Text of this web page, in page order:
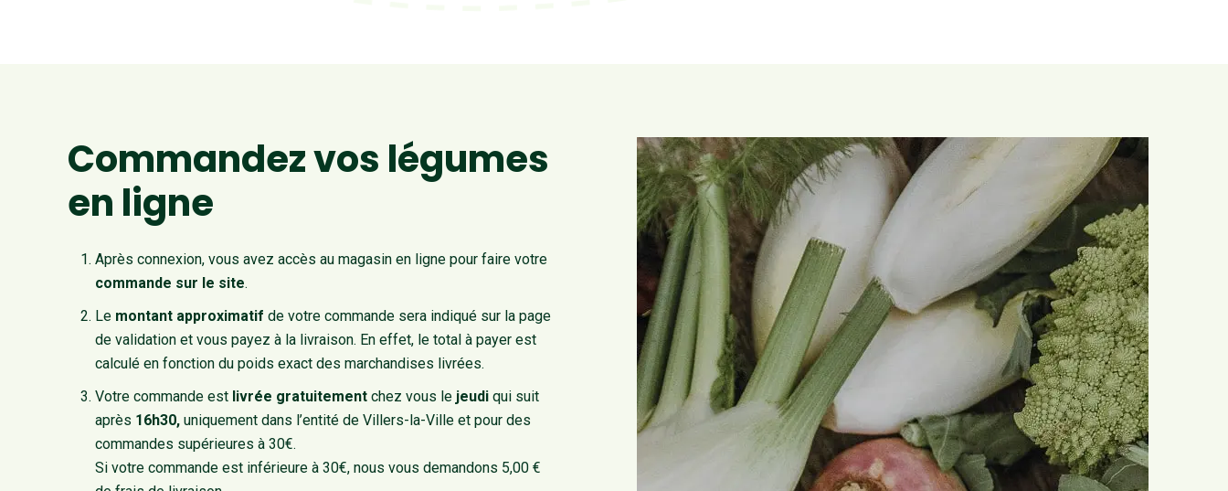
Commandez vos légumes
en ligne
Après connexion, vous avez accès au magasin en ligne pour faire votre
commande sur le site.
Le montant approximatif de votre commande sera indiqué sur la page
de validation et vous payez à la livraison. En effet, le total à payer est
calculé en fonction du poids exact des marchandises livrées.
Votre commande est livrée gratuitement chez vous le jeudi qui suit
après 16h30, uniquement dans l’entité de Villers-la-Ville et pour des
commandes supérieures à 30€.
Si votre commande est inférieure à 30€, nous vous demandons 5,00 €